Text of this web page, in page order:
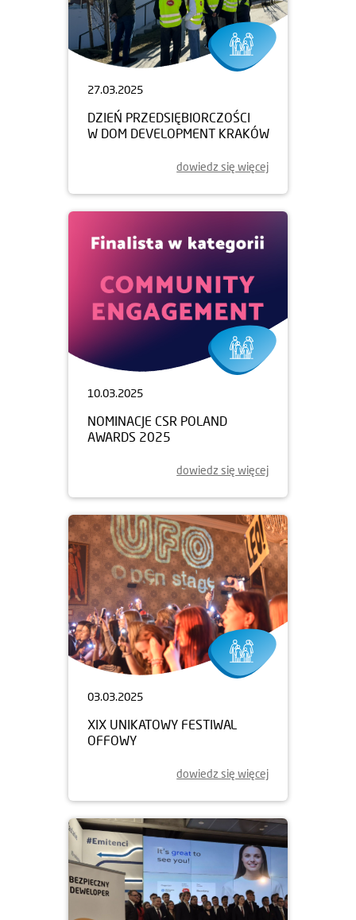
27.03.2025
DZIEŃ PRZEDSIĘBIORCZOŚCI
W DOM DEVELOPMENT KRAKÓW
dowiedz się więcej
10.03.2025
NOMINACJE CSR POLAND
AWARDS 2025
dowiedz się więcej
03.03.2025
XIX UNIKATOWY FESTIWAL
OFFOWY
dowiedz się więcej